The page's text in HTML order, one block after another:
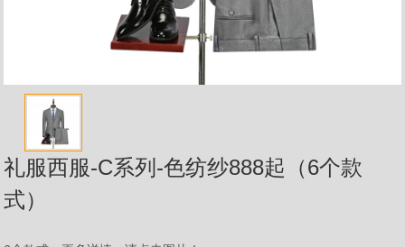
礼服西服-C系列-色纺纱888起（6个款
式）